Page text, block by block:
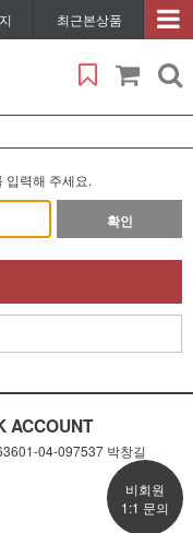
최근본상품
입력해 주세요.
확인
ACCOUNT
04-097537 박창길
비회원
1:1 문의